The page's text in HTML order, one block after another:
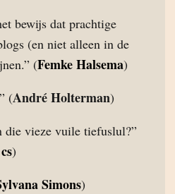
bewijs dat prachtige
(en niet alleen in de
(Femke Halsema)
(André Holterman)
die vieze vuile tiefuslul?”
)
Simons)